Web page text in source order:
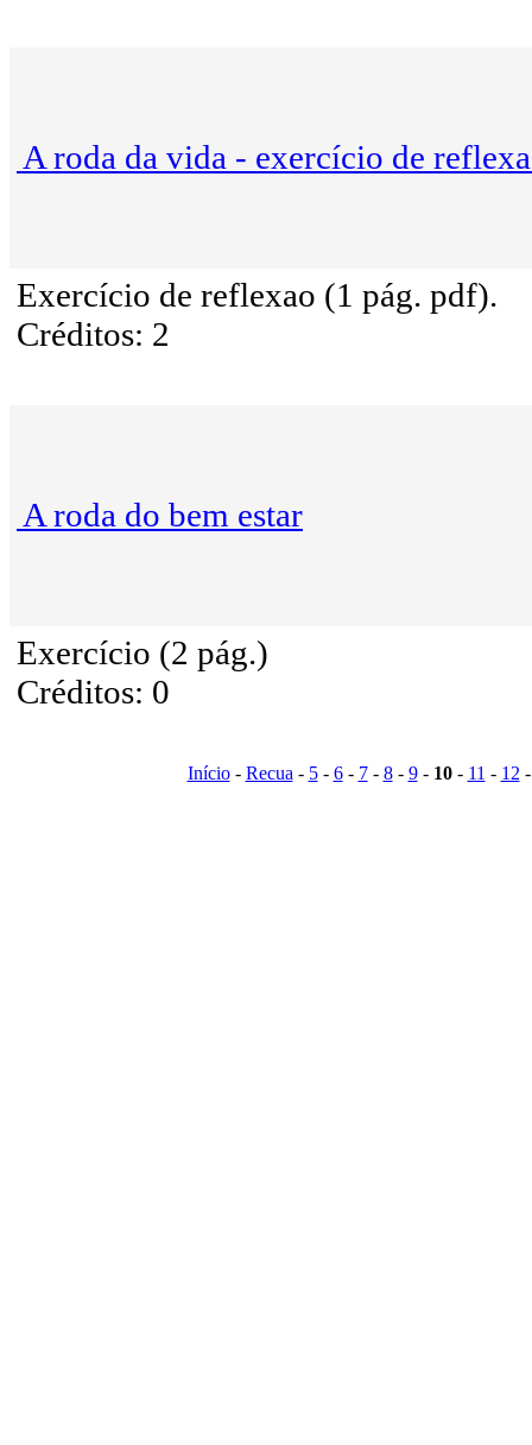
A roda da vida - exercício de
Exercício de reflexao (1 pág. pdf).
Créditos: 2
A roda do bem estar
Exercício (2 pág.)
Créditos: 0
Início- Recua- 5- 6- 7- 8- 9- 10- 11 - 12